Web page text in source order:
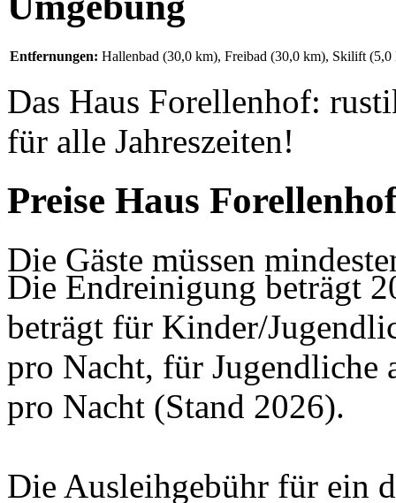
Entfernungen: Hallenbad (30,0 km), Freibad (30,0 km), Skilift (5,0
Das Haus Forellenhof:
für alle Jahreszeiten!
Preise Haus Forellenhof
Die Gäste müssen
Die Endreinigung beträgt
beträgt für Kinder/
pro Nacht, für Jugendliche
pro Nacht (Stand 2026).
Die Ausleihgebühr für ein